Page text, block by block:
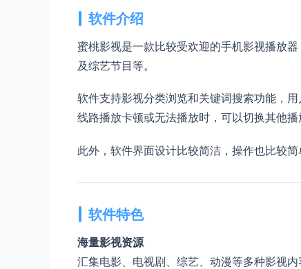
软件介绍
蜜桃影视是一款比较受欢迎的手机影视播放
及综艺节目等。
软件支持影视分类浏览和关键词搜索功能，
线路播放卡顿或无法播放时，可以切换其他播
此外，软件界面设计比较简洁，操作也比较
软件特色
海量影视资源
汇集电影、电视剧、综艺、动漫等多种影视内